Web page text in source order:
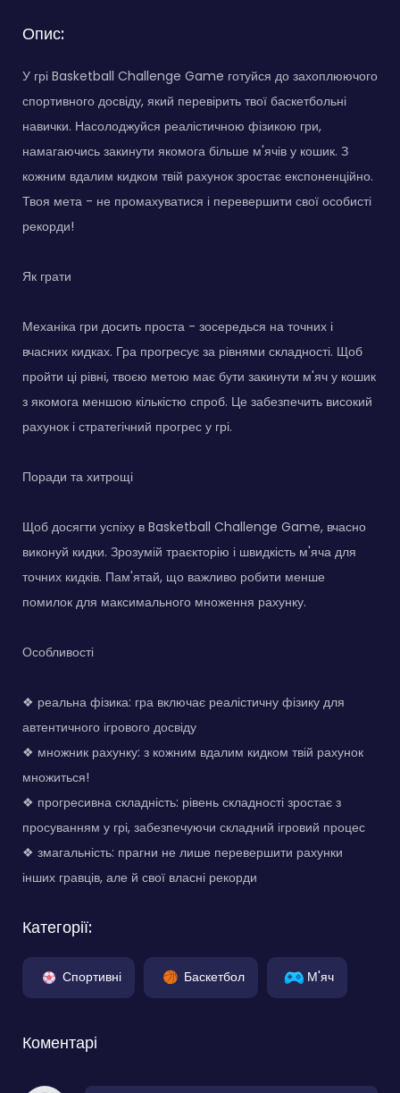
Опис:
У грі Basketball Challenge Game готуйся до захоплюючого
спортивного досвіду, який перевірить твої баскетбольні
навички. Насолоджуйся реалістичною фізикою гри,
намагаючись закинути якомога більше м'ячів у кошик. З
кожним вдалим кидком твій рахунок зростає експоненційно.
Твоя мета - не промахуватися і перевершити свої особисті
рекорди!
Як грати
Механіка гри досить проста - зосередься на точних і
вчасних кидках. Гра прогресує за рівнями складності. Щоб
пройти ці рівні, твоєю метою має бути закинути м'яч у кошик
з якомога меншою кількістю спроб. Це забезпечить високий
рахунок і стратегічний прогрес у грі.
Поради та хитрощі
Щоб досягти успіху в Basketball Challenge Game, вчасно
виконуй кидки. Зрозумій траєкторію і швидкість м'яча для
точних кидків. Пам'ятай, що важливо робити менше
помилок для максимального множення рахунку.
Особливості
❖ реальна фізика: гра включає реалістичну фізику для
автентичного ігрового досвіду
❖ множник рахунку: з кожним вдалим кидком твій рахунок
множиться!
❖ прогресивна складність: рівень складності зростає з
просуванням у грі, забезпечуючи складний ігровий процес
❖ змагальність: прагни не лише перевершити рахунки
інших гравців, але й свої власні рекорди
Категорії:
Спортивні Баскетбол М'яч
Коментарі